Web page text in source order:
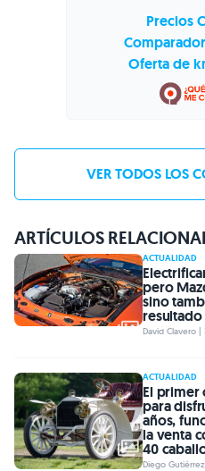
Precios
Oferta de
VER TODOS LOS
ARTÍCULOS
ACTUALIDAD
pero
sino
resultado
David Clavero |
ACTUALIDAD
El primer
para
años,
la venta
40
Diego